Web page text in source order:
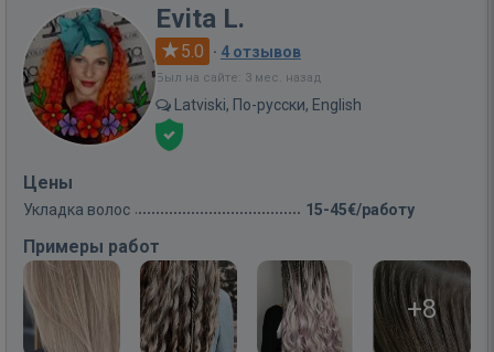
Evita L.
5.0 · 4 отзывов
Был на сайте: 3 мес. назад
Latviski, По-русски, English
Цены
Укладка волос 15-45€/работу
Примеры работ
+8